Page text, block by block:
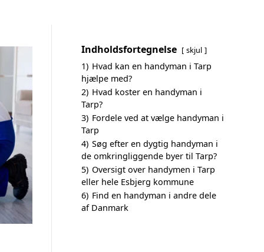
Indholdsfortegnelse skjul
1) Hvad kan en handyman i Tarp
hjælpe med?
2) Hvad koster en handyman i
Tarp?
3) Fordele ved at vælge handyman i
Tarp
4) Søg efter en dygtig handyman i
de omkringliggende byer til Tarp?
5) Oversigt over handymen i Tarp
eller hele Esbjerg kommune
6) Find en handyman i andre dele
af Danmark